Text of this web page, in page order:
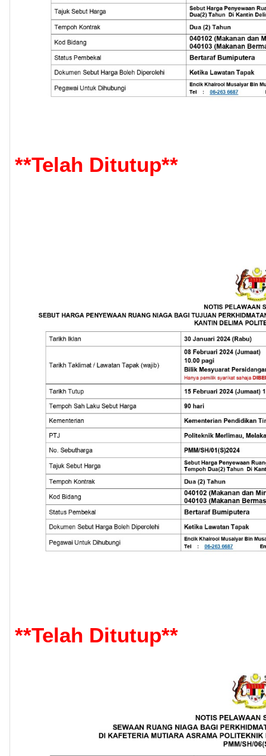
**Telah Ditutup**
**Telah Ditutup**